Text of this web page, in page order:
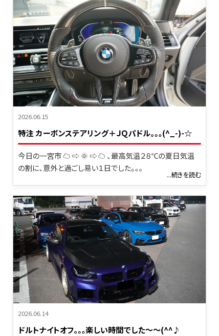
2026.06.15
特注 カーボンステアリング＋ＪＱパドル。。。(^_-)-☆
今日の一宮市 ☁ ⇨ 🌞 ⇨ ☁ 、最高気温２８℃の夏日気温
の割に、意外と過ごし易い１日でした。。。
...続きを読む
2026.06.14
ドルトナイトオフ｡｡｡楽しい時間でした～～(^^♪